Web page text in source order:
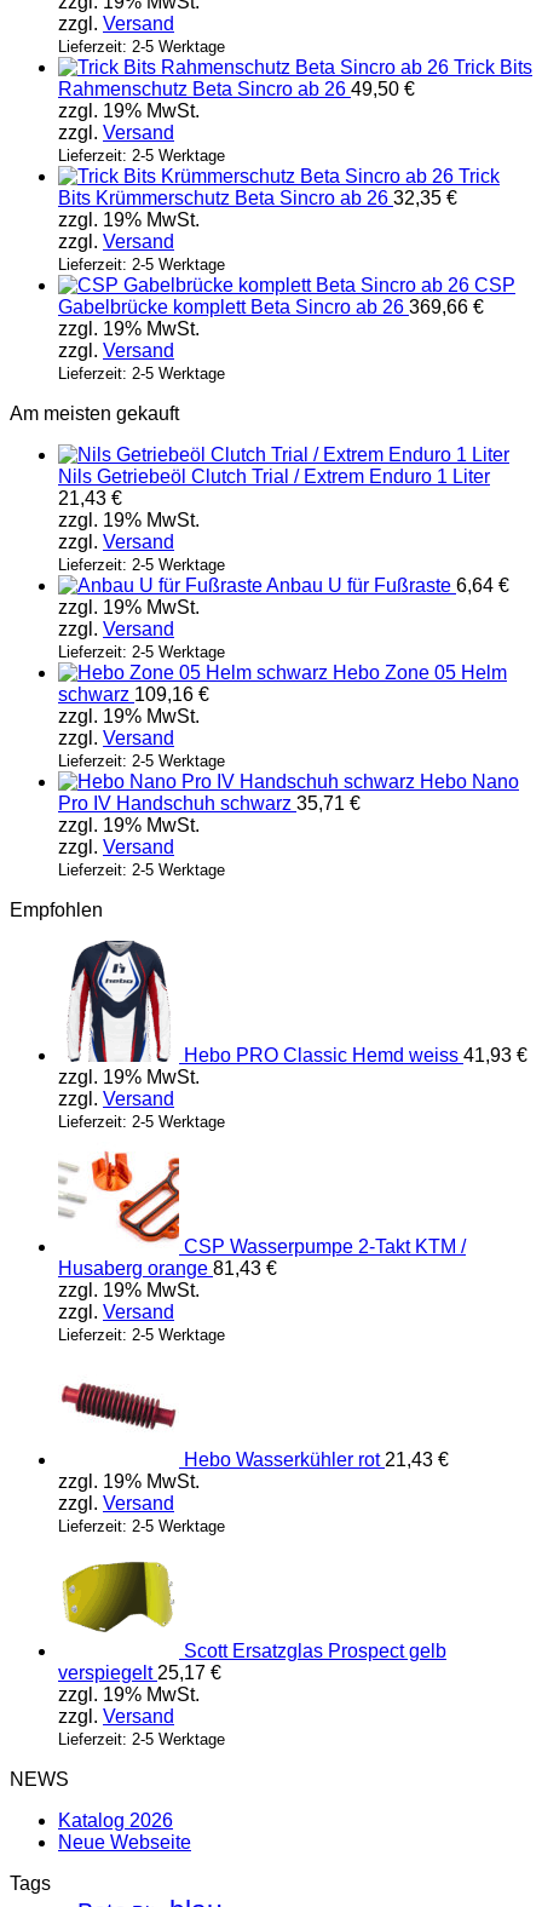
zzgl. Versand
Lieferzeit: 2-5 Werktage
Trick Bits
Rahmenschutz Beta Sincro ab 26 49,50 €
zzgl. 19% MwSt.
zzgl. Versand
Lieferzeit: 2-5 Werktage
Trick
Bits Krümmerschutz Beta Sincro ab 26 32,35 €
zzgl. 19% MwSt.
zzgl. Versand
Lieferzeit: 2-5 Werktage
CSP
Gabelbrücke komplett Beta Sincro ab 26 369,66 €
zzgl. 19% MwSt.
zzgl. Versand
Lieferzeit: 2-5 Werktage
Am meisten gekauft
Nils Getriebeöl Clutch Trial / Extrem Enduro 1 Liter
21,43 €
zzgl. 19% MwSt.
zzgl. Versand
Lieferzeit: 2-5 Werktage
Anbau U für Fußraste 6,64 €
zzgl. 19% MwSt.
zzgl. Versand
Lieferzeit: 2-5 Werktage
Hebo Zone 05 Helm
schwarz 109,16 €
zzgl. 19% MwSt.
zzgl. Versand
Lieferzeit: 2-5 Werktage
Hebo Nano
Pro IV Handschuh schwarz 35,71 €
zzgl. 19% MwSt.
zzgl. Versand
Lieferzeit: 2-5 Werktage
Empfohlen
Hebo PRO Classic Hemd weiss 41,93 €
zzgl. 19% MwSt.
zzgl. Versand
Lieferzeit: 2-5 Werktage
CSP Wasserpumpe 2-Takt KTM /
Husaberg orange 81,43 €
zzgl. 19% MwSt.
zzgl. Versand
Lieferzeit: 2-5 Werktage
Hebo Wasserkühler rot 21,43 €
zzgl. 19% MwSt.
zzgl. Versand
Lieferzeit: 2-5 Werktage
Scott Ersatzglas Prospect gelb
verspiegelt 25,17 €
zzgl. 19% MwSt.
zzgl. Versand
Lieferzeit: 2-5 Werktage
NEWS
Katalog 2026
Neue Webseite
Tags